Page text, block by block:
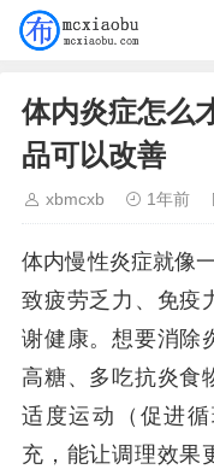
体内炎症怎么
品可以改善
xbmcxb 1年前
体内慢性炎症就像
致疲劳乏力、免疫
谢健康。想要消除
高糖、多吃抗炎食
适度运动（促进
充，能让调理效果